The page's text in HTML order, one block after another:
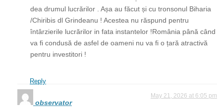
dea drumul lucrărilor . Așa au făcut și cu tronsonul Biharia
/Chiribis dl Grindeanu ! Acestea nu răspund pentru
întârzierile lucrărilor in fata instantelor !România până când
va fi condusă de asfel de oameni nu va fi o țară atractivă
pentru investitori !
Reply
observator
May 21, 2026 at 6:05 pm